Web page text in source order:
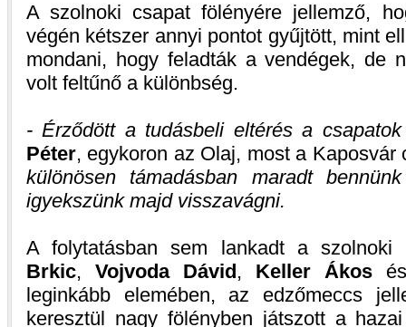
A szolnoki csapat fölényére jellemző,
végén kétszer annyi pontot gyűjtött, mint
mondani, hogy feladták a vendégek, de
volt feltűnő a különbség.
- Érződött a tudásbeli eltérés a
Péter, egykoron az Olaj, most a
különösen támadásban maradt
igyekszünk majd visszavágni.
A folytatásban sem lankadt a
Brkic, Vojvoda Dávid, Keller Ákos
leginkább elemében, az edzőmeccs
keresztül nagy fölényben játszott a